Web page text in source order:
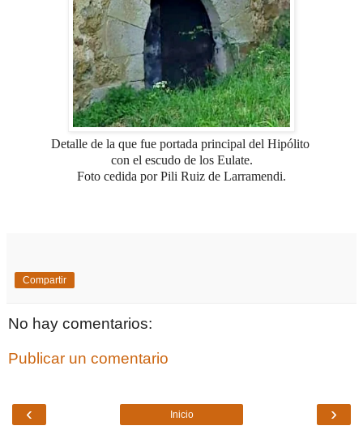
Detalle de la que fue portada principal del Hipólito
con el escudo de los Eulate.
Foto cedida por Pili Ruiz de Larramendi.
Compartir
No hay comentarios:
Publicar un comentario
‹ ›
Inicio